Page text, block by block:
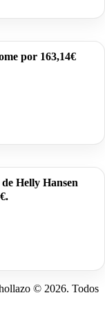
por 163,14€
Helly Hansen
© 2026. Todos